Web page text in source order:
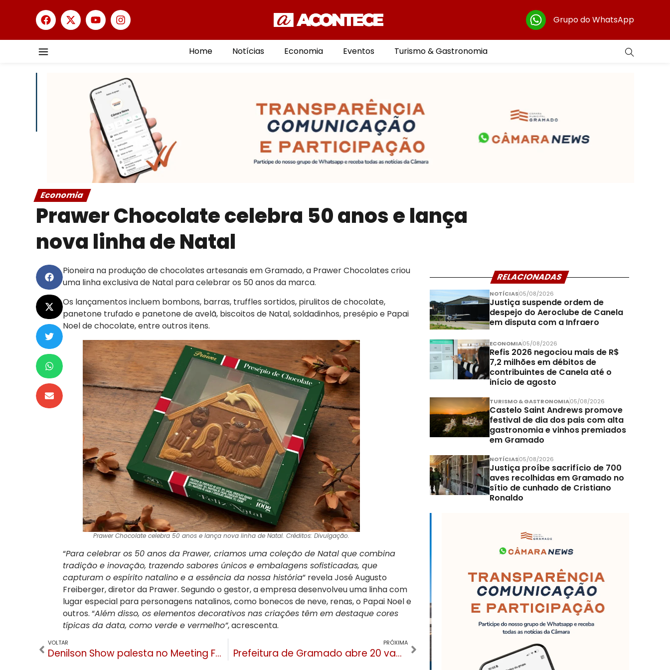
Grupo do WhatsApp
Home Notícias Economia Eventos Turismo & Gastronomia
Economia
Prawer Chocolate celebra 50 anos e lança
nova linha de Natal
Pioneira na produção de chocolates artesanais em Gramado, a Prawer Chocolates criou
uma linha exclusiva de Natal para celebrar os 50 anos da marca.
Os lançamentos incluem bombons, barras, truffles sortidos, pirulitos de chocolate,
panetone trufado e panetone de avelã, biscoitos de Natal, soldadinhos, presépio e Papai
Noel de chocolate, entre outros itens.
Prawer Chocolate celebra 50 anos e lança nova linha de Natal. Créditos: Divulgação.
“Para celebrar os 50 anos da Prawer, criamos uma coleção de Natal que combina
tradição e inovação, trazendo sabores únicos e embalagens sofisticadas, que
capturam o espírito natalino e a essência da nossa história” revela José Augusto
Freiberger, diretor da Prawer. Segundo o gestor, a empresa desenvolveu uma linha com
lugar especial para personagens natalinos, como bonecos de neve, renas, o Papai Noel e
outros. “Além disso, os elementos decorativos nas criações têm em destaque cores
típicas da data, como verde e vermelho”, acrescenta.
VOLTAR
Denilson Show palesta no Meeting Festuris nesta semana em Gramado
PRÓXIMA
Prefeitura de Gramado abre 20 vagas para estagiários
RELACIONADAS
NOTÍCIAS05/08/2026
Justiça suspende ordem de
despejo do Aeroclube de Canela
em disputa com a Infraero
ECONOMIA05/08/2026
Refis 2026 negociou mais de R$
7,2 milhões em débitos de
contribuintes de Canela até o
início de agosto
TURISMO & GASTRONOMIA05/08/2026
Castelo Saint Andrews promove
festival de dia dos pais com alta
gastronomia e vinhos premiados
em Gramado
NOTÍCIAS05/08/2026
Justiça proíbe sacrifício de 700
aves recolhidas em Gramado no
sítio de cunhado de Cristiano
Ronaldo